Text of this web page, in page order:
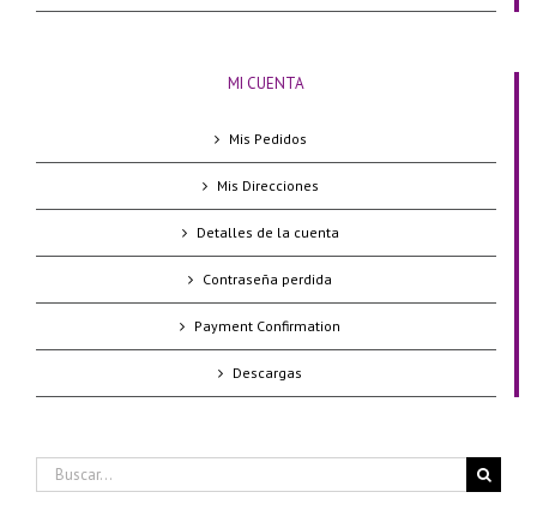
MI CUENTA
Mis Pedidos
Mis Direcciones
Detalles de la cuenta
Contraseña perdida
Payment Confirmation
Descargas
Buscar: